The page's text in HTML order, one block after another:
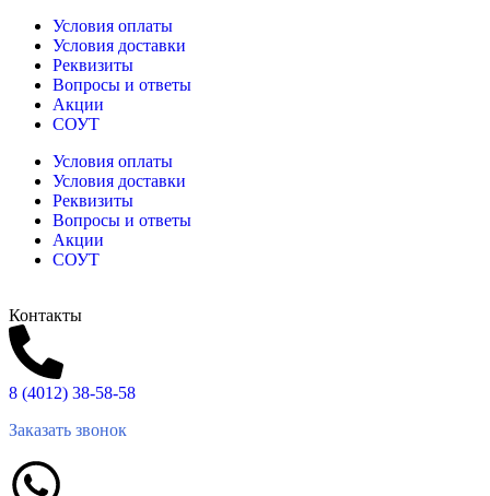
Условия оплаты
Условия доставки
Реквизиты
Вопросы и ответы
Акции
СОУТ
Условия оплаты
Условия доставки
Реквизиты
Вопросы и ответы
Акции
СОУТ
Контакты
8 (4012) 38-58-58
Заказать звонок